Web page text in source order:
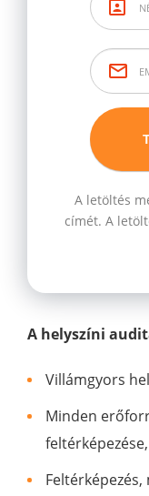
A letöltés
címét. A
A helyszíni
Villámgyors
Minden
Feltérképezés,